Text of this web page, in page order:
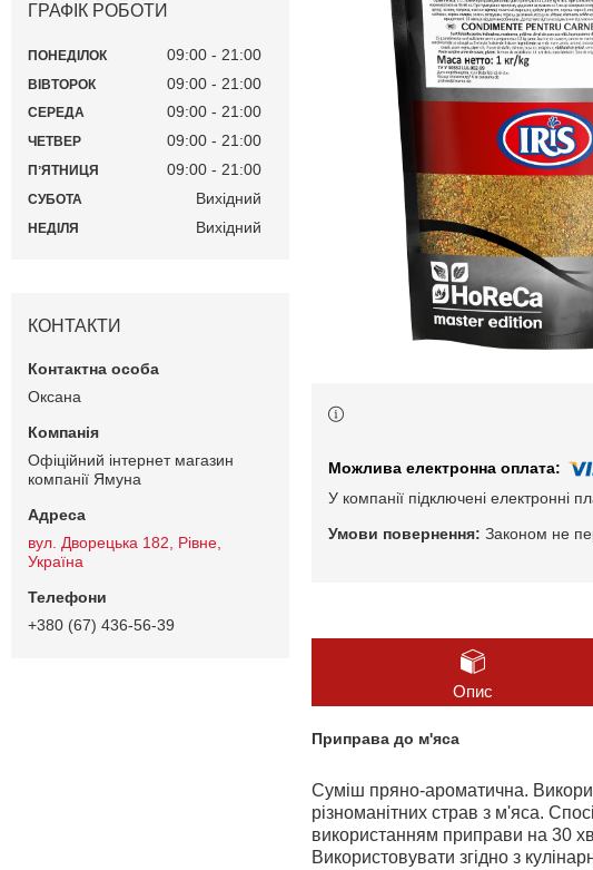
У компанії підключені електронні
Законом не
Опис
Приправа до м'яса
Суміш пряно-ароматична.
різноманітних страв з м'яса.
використанням приправи на 30
Використовувати згідно з
ГРАФІК РОБОТИ
ПОНЕДІЛОК 09:00 21:00
ВІВТОРОК 09:00 21:00
СЕРЕДА 09:00 21:00
ЧЕТВЕР 09:00 21:00
ПʼЯТНИЦЯ 09:00 21:00
СУБОТА Вихідний
НЕДІЛЯ Вихідний
КОНТАКТИ
Оксана
Офіційний інтернет магазин
компанії Ямуна
вул. Дворецька 182, Рівне,
Україна
+380 (67) 436-56-39